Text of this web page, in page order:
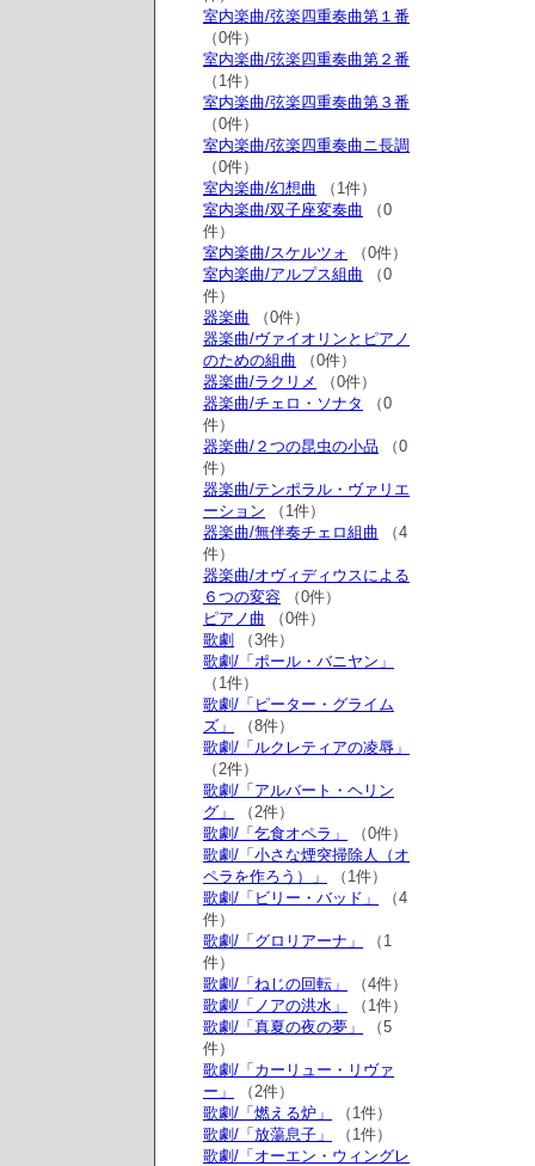
室内楽曲/弦楽四重奏曲第１番
（0件）
室内楽曲/弦楽四重奏曲第２番
（1件）
室内楽曲/弦楽四重奏曲第３番
（0件）
室内楽曲/弦楽四重奏曲ニ長調
（0件）
室内楽曲/幻想曲 （1件）
室内楽曲/双子座変奏曲 （0
件）
室内楽曲/スケルツォ
（0件）
室内楽曲/アルプス組曲 （0
件）
器楽曲 （0件）
器楽曲/ヴァイオリンとピアノ
のための組曲 （0件）
器楽曲/ラクリメ
（0件）
器楽曲/チェロ・ソナタ
（0
件）
器楽曲/２つの昆虫の小品 （0
件）
器楽曲/テンポラル・ヴァリエ
ーション （1件）
器楽曲/無伴奏チェロ組曲 （4
件）
器楽曲/オヴィディウスによる
６つの変容 （0件）
ピアノ曲 （0件）
歌劇
（3件）
歌劇/「ポール・バニヤン」
（1件）
歌劇/「ピーター・グライム
ズ」
（8件）
歌劇/「ルクレティアの凌辱」
（2件）
歌劇/「アルバート・ヘリン
グ」
（2件）
歌劇/「乞食オペラ」
（0件）
歌劇/「小さな煙突掃除人（オ
ペラを作ろう）」
（1件）
歌劇/「ビリー・バッド」
（4
件）
歌劇/「グロリアーナ」
（1
件）
歌劇/「ねじの回転」
（4件）
歌劇/「ノアの洪水」
（1件）
歌劇/「真夏の夜の夢」
（5
件）
歌劇/「カーリュー・リヴァ
ー」
（2件）
歌劇/「燃える炉」
（1件）
歌劇/「放蕩息子」
（1件）
歌劇/「オーエン・ウィングレ